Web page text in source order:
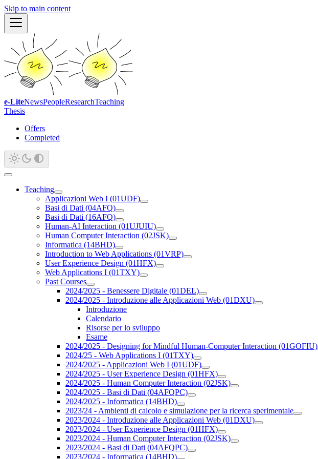
Skip to main content
e-LiteNewsPeopleResearchTeaching
Thesis
Offers
Completed
Teaching
Applicazioni Web I (01UDF)
Basi di Dati (04AFQ)
Basi di Dati (16AFQ)
Human-AI Interaction (01UJUIU)
Human Computer Interaction (02JSK)
Informatica (14BHD)
Introduction to Web Applications (01VRP)
User Experience Design (01HFX)
Web Applications I (01TXY)
Past Courses
2024/2025 - Benessere Digitale (01DEL)
2024/2025 - Introduzione alle Applicazioni Web (01DXU)
Introduzione
Calendario
Risorse per lo sviluppo
Esame
2024/2025 - Designing for Mindful Human-Computer Interaction (01GOFIU)
2024/25 - Web Applications I (01TXY)
2024/2025 - Applicazioni Web I (01UDF)
2024/2025 - User Experience Design (01HFX)
2024/2025 - Human Computer Interaction (02JSK)
2024/2025 - Basi di Dati (04AFQPC)
2024/2025 - Informatica (14BHD)
2023/24 - Ambienti di calcolo e simulazione per la ricerca sperimentale
2023/2024 - Introduzione alle Applicazioni Web (01DXU)
2023/2024 - User Experience Design (01HFX)
2023/2024 - Human Computer Interaction (02JSK)
2023/2024 - Basi di Dati (04AFQPC)
2023/2024 - Informatica (14BHD)